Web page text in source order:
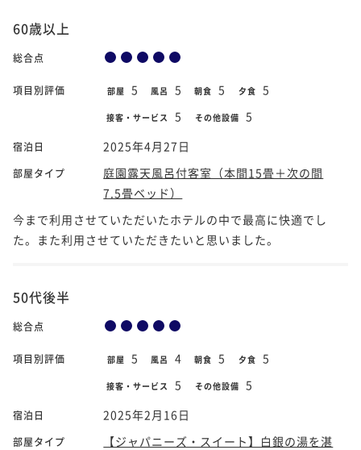
60歳以上
総合点
項目別評価 部屋 5 風呂 5 朝食 5 夕食 5
接客・サービス 5 その他設備 5
宿泊日 2025年4月27日
部屋タイプ
庭園露天風呂付客室（本間15畳＋次の間
7.5畳ベッド）
今まで利用させていただいたホテルの中で最高に快適でし
た。また利用させていただきたいと思いました。
50代後半
総合点
項目別評価 部屋 5 風呂 4 朝食 5 夕食 5
接客・サービス 5 その他設備 5
宿泊日 2025年2月16日
部屋タイプ
【ジャパニーズ・スイート】白銀の湯を湛